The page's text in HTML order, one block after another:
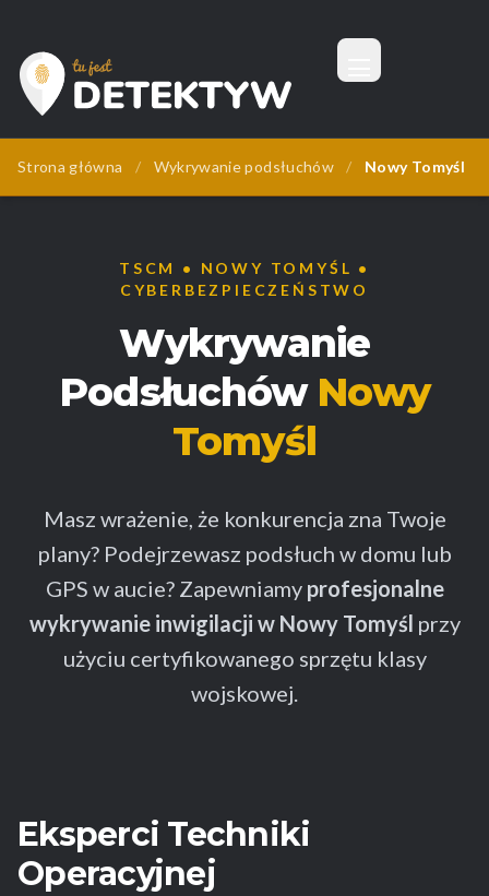
Tu Jest Detektyw
Menu
Strona główna / Wykrywanie podsłuchów / Nowy Tomyśl
TSCM • NOWY TOMYŚL •
CYBERBEZPIECZEŃSTWO
Wykrywanie
Podsłuchów Nowy
Tomyśl
Masz wrażenie, że konkurencja zna Twoje
plany? Podejrzewasz podsłuch w domu lub
GPS w aucie? Zapewniamy profesjonalne
wykrywanie inwigilacji w Nowy Tomyśl przy
użyciu certyfikowanego sprzętu klasy
wojskowej.
Eksperci Techniki
Operacyjnej